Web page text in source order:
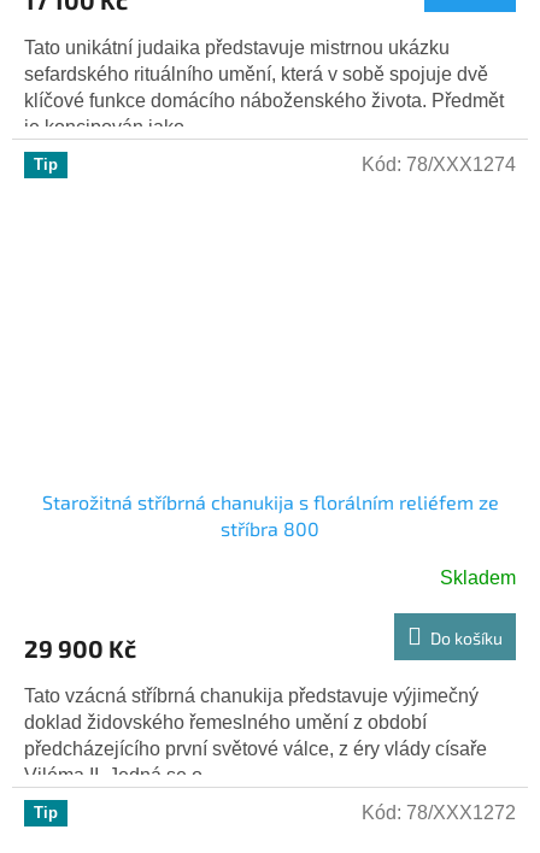
Tato unikátní judaika představuje mistrnou ukázku
sefardského rituálního umění, která v sobě spojuje dvě
klíčové funkce domácího náboženského života. Předmět
je koncipován jako...
Tip
Starožitná stříbrná chanukija s florálním reliéfem ze
stříbra 800
Skladem
29 900 Kč Do košíku
Tato vzácná stříbrná chanukija představuje výjimečný
doklad židovského řemeslného umění z období
předcházejícího první světové válce, z éry vlády císaře
Viléma II. Jedná se o...
Kód: 78/XXX1274
Tip Kód: 78/XXX1272